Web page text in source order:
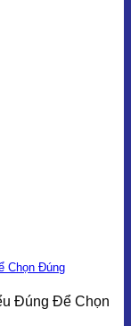
Chọn Đúng
Đúng Để Chọn